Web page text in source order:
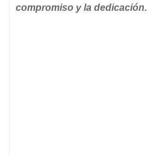
compromiso y la dedicación.